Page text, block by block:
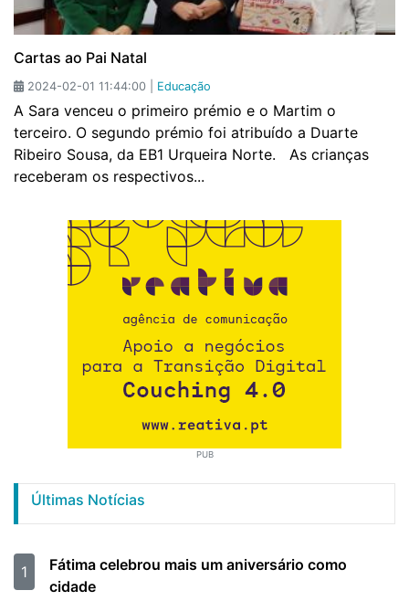
Cartas ao Pai Natal
2024-02-01 11:44:00 | Educação
A Sara venceu o primeiro prémio e o Martim o
terceiro. O segundo prémio foi atribuído a Duarte
Ribeiro Sousa, da EB1 Urqueira Norte. As crianças
receberam os respectivos...
PUB
Últimas Notícias
1
Fátima celebrou mais um aniversário como
cidade